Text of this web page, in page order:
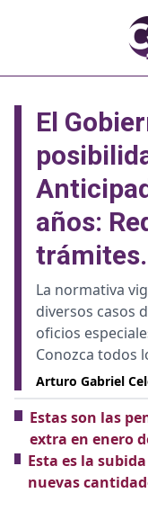
El
años:
trámites.
La normativa
diversos casos
oficios
Conozca todos
Arturo Gabriel
Estas son las
extra en enero
Esta es la
nuevas